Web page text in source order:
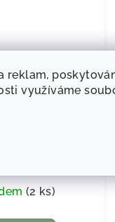
reklam,
využíváme
(2 ks)
KÓD:813293